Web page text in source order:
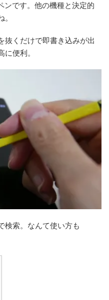
ンです。他の機種と決定的
抜くだけで即書き込みが出
便利。
検索。なんて使い方も